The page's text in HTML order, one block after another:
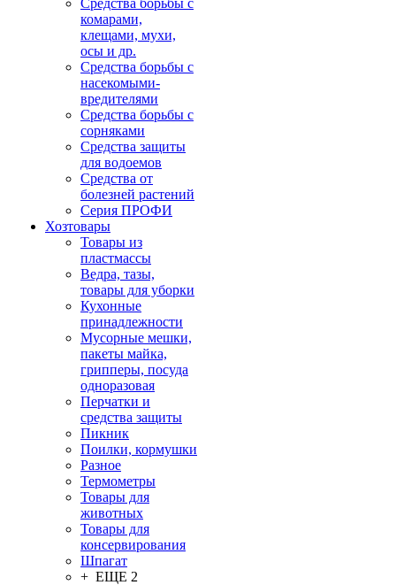
Средства борьбы с
комарами,
клещами, мухи,
осы и др.
Средства борьбы с
насекомыми-
вредителями
Средства борьбы с
сорняками
Средства защиты
для водоемов
Средства от
болезней растений
Серия ПРОФИ
Хозтовары
Товары из
пластмассы
Ведра, тазы,
товары для уборки
Кухонные
принадлежности
Мусорные мешки,
пакеты майка,
грипперы, посуда
одноразовая
Перчатки и
средства защиты
Пикник
Поилки, кормушки
Разное
Термометры
Товары для
животных
Товары для
консервирования
Шпагат
+ ЕЩЕ 2